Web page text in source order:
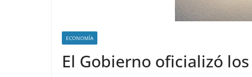
ECONOMÍA
El Gobierno oficializó